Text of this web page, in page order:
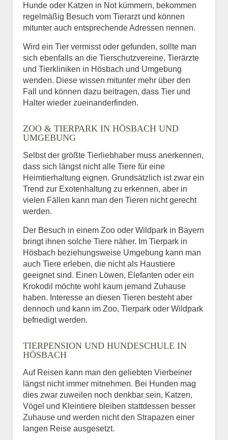
Hunde oder Katzen in Not kümmern, bekommen
regelmäßig Besuch vom Tierarzt und können
mitunter auch entsprechende Adressen nennen.
Wird ein Tier vermisst oder gefunden, sollte man
sich ebenfalls an die Tierschutzvereine, Tierärzte
und Tierkliniken in Hösbach und Umgebung
wenden. Diese wissen mitunter mehr über den
Fall und können dazu beitragen, dass Tier und
Halter wieder zueinanderfinden.
ZOO & TIERPARK IN HÖSBACH UND
UMGEBUNG
Selbst der größte Tierliebhaber muss anerkennen,
dass sich längst nicht alle Tiere für eine
Heimtierhaltung eignen. Grundsätzlich ist zwar ein
Trend zur Exotenhaltung zu erkennen, aber in
vielen Fällen kann man den Tieren nicht gerecht
werden.
Der Besuch in einem Zoo oder Wildpark in Bayern
bringt ihnen solche Tiere näher. Im Tierpark in
Hösbach beziehungsweise Umgebung kann man
auch Tiere erleben, die nicht als Haustiere
geeignet sind. Einen Löwen, Elefanten oder ein
Krokodil möchte wohl kaum jemand Zuhause
haben. Interesse an diesen Tieren besteht aber
dennoch und kann im Zoo, Tierpark oder Wildpark
befriedigt werden.
TIERPENSION UND HUNDESCHULE IN
HÖSBACH
Auf Reisen kann man den geliebten Vierbeiner
längst nicht immer mitnehmen. Bei Hunden mag
dies zwar zuweilen noch denkbar sein, Katzen,
Vögel und Kleintiere bleiben stattdessen besser
Zuhause und werden nicht den Strapazen einer
langen Reise ausgesetzt.